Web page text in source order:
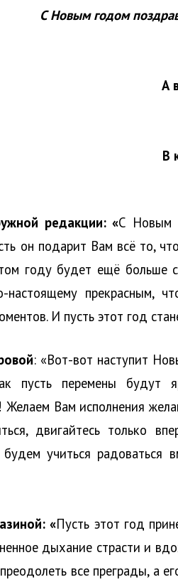
С Новым годом
А
В
редакции: «С Новым
он подарит Вам всё то,
году будет ещё больше
прекрасным,
И пусть этот год
: «Вот-вот наступит
пусть перемены будут
Желаем Вам исполнения
двигайтесь только
учиться радоваться
«Пусть этот год
дыхание страсти и
все преграды, а